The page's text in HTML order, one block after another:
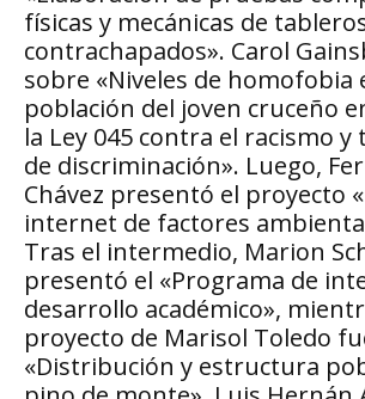
físicas y mecánicas de
contrachapados». Carol
sobre «Niveles de homofobia
población del joven cruceño
la Ley 045 contra el racismo
de discriminación». Luego,
Chávez presentó el proyecto
internet de factores
Tras el intermedio, Marion
presentó el «Programa de
desarrollo académico»,
proyecto de Marisol Toledo
«Distribución y estructura